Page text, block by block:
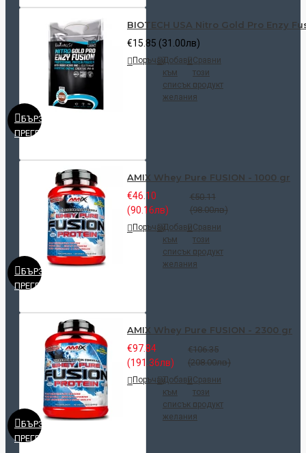
БЪРЗ
ПРЕГЛЕД
BIOTECH USA Nitro Gold Pro Enzy
€15.85 (31.00лв)
ПоръчайДобави
към
списък с
желания
Сравни
този
продукт
БЪРЗ
ПРЕГЛЕД
AMIX Whey Pure FUSION - 1000 gr
€46.10
(90.16лв)
€50.11
(98.00лв)
ПоръчайДобави
към
списък с
желания
Сравни
този
продукт
БЪРЗ
ПРЕГЛЕД
AMIX Whey Pure FUSION - 2300 gr
€97.84
(191.36лв)
€106.35
(208.00лв)
ПоръчайДобави
към
списък с
желания
Сравни
този
продукт